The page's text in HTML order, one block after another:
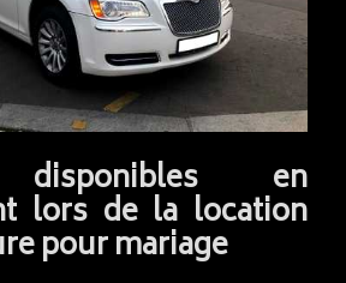
disponibles en
lors de la location
pour mariage